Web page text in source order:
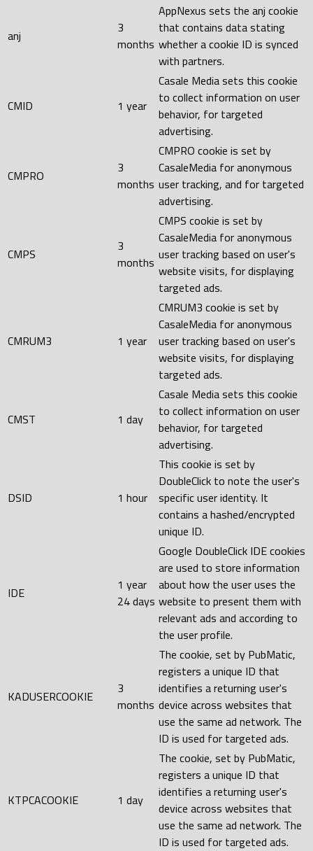
anj
3
months
AppNexus sets the anj cookie
that contains data stating
whether a cookie ID is synced
with partners.
CMID 1 year
Casale Media sets this cookie
to collect information on user
behavior, for targeted
advertising.
CMPRO
3
months
CMPRO cookie is set by
CasaleMedia for anonymous
user tracking, and for targeted
advertising.
CMPS
3
months
CMPS cookie is set by
CasaleMedia for anonymous
user tracking based on user's
website visits, for displaying
targeted ads.
CMRUM3 1 year
CMRUM3 cookie is set by
CasaleMedia for anonymous
user tracking based on user's
website visits, for displaying
targeted ads.
CMST 1 day
Casale Media sets this cookie
to collect information on user
behavior, for targeted
advertising.
DSID 1 hour
This cookie is set by
DoubleClick to note the user's
specific user identity. It
contains a hashed/encrypted
unique ID.
IDE
1 year
24 days
Google DoubleClick IDE cookies
are used to store information
about how the user uses the
website to present them with
relevant ads and according to
the user profile.
KADUSERCOOKIE
3
months
The cookie, set by PubMatic,
registers a unique ID that
identifies a returning user's
device across websites that
use the same ad network. The
ID is used for targeted ads.
KTPCACOOKIE 1 day
The cookie, set by PubMatic,
registers a unique ID that
identifies a returning user's
device across websites that
use the same ad network. The
ID is used for targeted ads.